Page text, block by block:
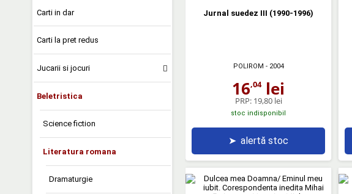
Carti in dar
Carti la pret redus
Jucarii si jocuri
Beletristica
Science fiction
Literatura romana
Dramaturgie
Jurnal suedez III (1990-1996)
POLIROM - 2004
16,04lei
PRP: 19,80 lei
stoc indisponibil
➤ alertă stoc